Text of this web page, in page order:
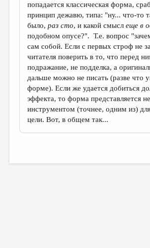
попадается классическая форма,
принцип дежавю, типа: "ну... что-то
было,раз сто, и какой смыслеще в
подобном опусе?". Т.е. вопрос
сам собой. Если с первых строф не
читателя поверить в то, что перед
подражание, не подделка, а
дальше можно не писать (разве что
форме). Если же удается добиться
эффекта, то форма представляется
инструментом (точнее, одним из)
цели. Вот, в общем так...